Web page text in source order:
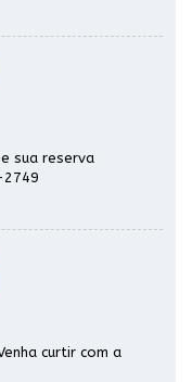
sua reserva
curtir com a